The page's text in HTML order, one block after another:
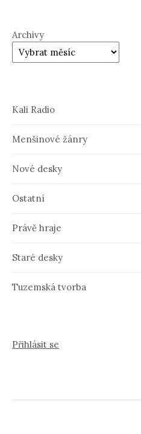
Archivy
Kali Radio
Menšinové žánry
Nové desky
Ostatní
Právě hraje
Staré desky
Tuzemská tvorba
Přihlásit se